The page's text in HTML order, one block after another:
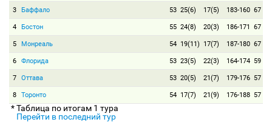
3 Баффало 53 25(6) 17(5) 183-160 67
4 Бостон 55 24(8) 20(3) 186-171 67
5 Монреаль 54 19(11) 17(7) 187-180 67
6 Флорида 53 23(5) 22(3) 164-174 59
7 Оттава 53 20(5) 21(7) 179-176 57
8 Торонто 54 17(7) 21(9) 176-188 57
* Таблица по итогам 1 тура
Перейти в последний тур